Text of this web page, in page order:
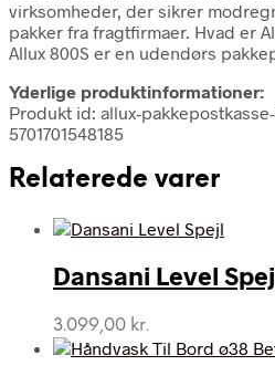
virksomheder, der sikrer
pakker fra fragtfirmaer. Hvad er
Allux 800S er en udendørs
Yderlige produktinformationer:
Produkt id: allux-
5701701548185
Relaterede varer
Dansani Level
3.099,00 kr.